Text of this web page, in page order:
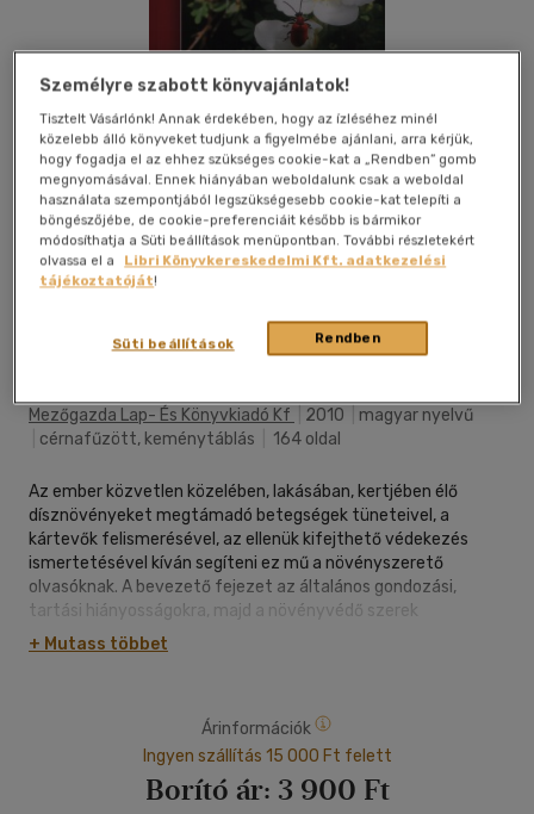
Megosztom
Mezőgazda Lap- És Könyvkiadó Kf 2010
magyar nyelvű
cérnafűzött, keménytáblás 164 oldal
Az ember közvetlen közelében, lakásában, kertjében élő
dísznövényeket megtámadó betegségek tüneteivel, a
kártevők felismerésével, az ellenük kifejthető védekezés
ismertetésével kíván segíteni ez mű a növényszerető
olvasóknak. A bevezető fejezet az általános gondozási,
tartási hiányosságokra, majd a növényvédő szerek
használatának körültekintő használatára hívja fel a
figyelmet. A szerző az első növénycsoportba a virágágyi és a
lonc, tűztövis, hortenzia...), a harmadikba a legnépszerűbb
szobanövényeket és a dézsás növényeket (fokföldi ibolya,
ciklámen, leander...) sorolta. A növények rövid bemutatása
után a betegségek (lisztharmat, rozsda, botrítisz stb.) és a
+ Mutass többet
Árinformációk
Ingyen szállítás 15 000 Ft felett
Borító ár: 3 900 Ft
Személyre szabott könyvajánlatok!
Tisztelt Vásárlónk! Annak érdekében, hogy az ízléséhez minél
közelebb álló könyveket tudjunk a figyelmébe ajánlani, arra kérjük,
hogy fogadja el az ehhez szükséges cookie-kat a „Rendben” gomb
megnyomásával. Ennek hiányában weboldalunk csak a weboldal
használata szempontjából legszükségesebb cookie-kat telepíti a
böngészőjébe, de cookie-preferenciáit később is bármikor
módosíthatja a Süti beállítások menüpontban. További részletekért
olvassa el a
Libri Könyvkereskedelmi Kft. adatkezelési
tájékoztatóját!
Rendben
Süti beállítások